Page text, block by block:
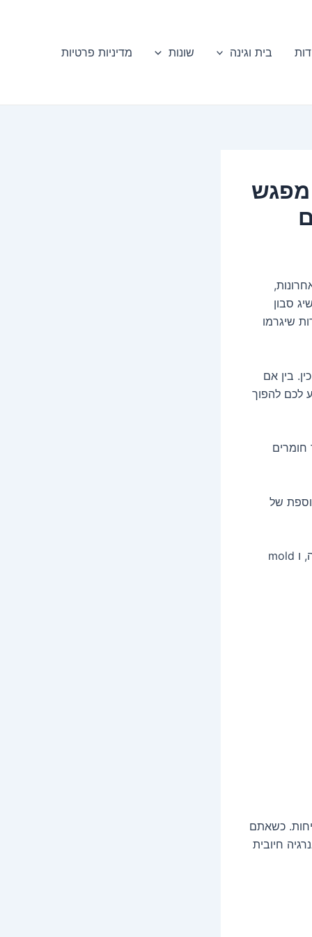
בית וגינה שונות מדיניות פרטיות
מפגש
סבון
שיגרמו
בין אם
לכם להפוך
חומרים
של
– הכלים הדרושים: קערת ערבוב, תרמוס לשמן, טמפונית, סרט למדידת טמפרטורה, ו mold
כשאתם
חיובית